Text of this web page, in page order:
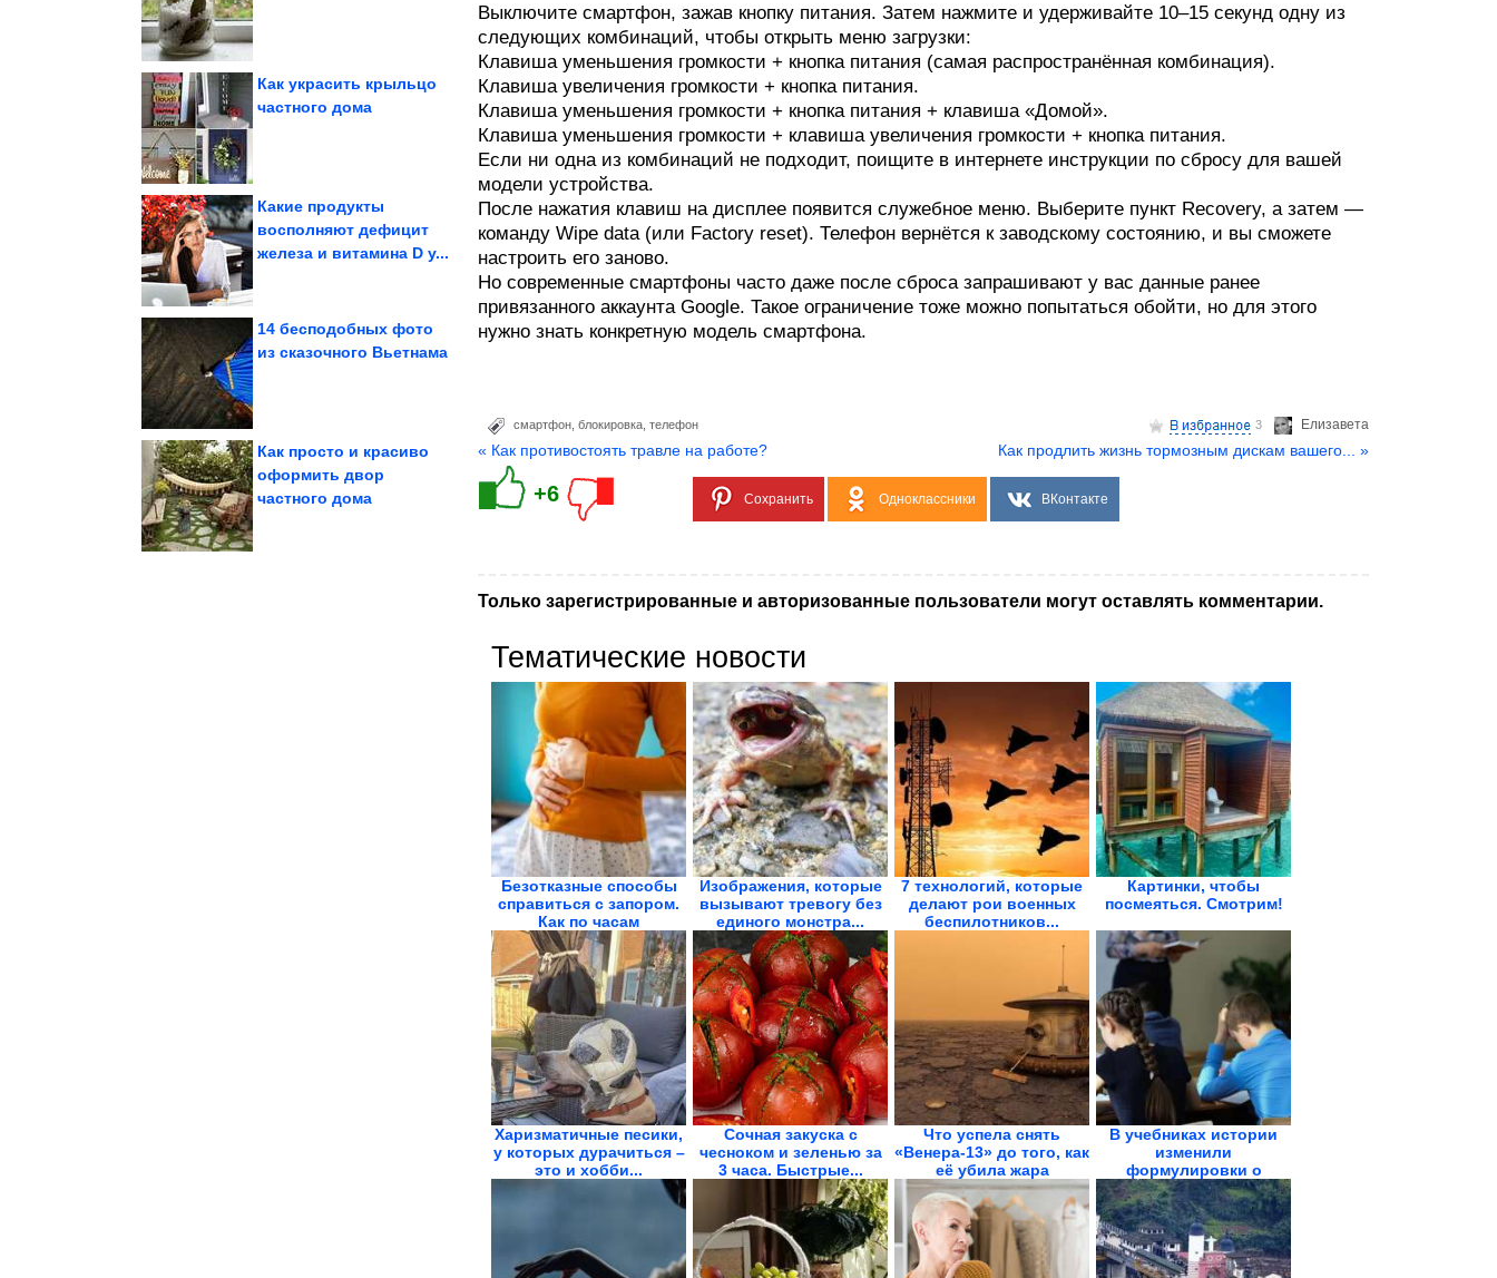
Как украсить крыльцо
частного дома
Какие продукты
восполняют дефицит
железа и витамина D у...
Купальники, от которых
14 бесподобных фото
из сказочного Вьетнама
яичной скорлупы и
Как просто и красиво
оформить двор
частного дома
Выключите смартфон, зажав кнопку питания. Затем нажмите и удерживайте 10–15 секунд одну из
следующих комбинаций, чтобы открыть меню загрузки:
Клавиша уменьшения громкости + кнопка питания (самая распространённая комбинация).
Клавиша увеличения громкости + кнопка питания.
Клавиша уменьшения громкости + кнопка питания + клавиша «Домой».
Клавиша уменьшения громкости + клавиша увеличения громкости + кнопка питания.
Если ни одна из комбинаций не подходит, поищите в интернете инструкции по сбросу для вашей
модели устройства.
После нажатия клавиш на дисплее появится служебное меню. Выберите пункт Recovery, а затем —
команду Wipe data (или Factory reset). Телефон вернётся к заводскому состоянию, и вы сможете
настроить его заново.
Но современные смартфоны часто даже после сброса запрашивают у вас данные ранее
привязанного аккаунта Google. Такое ограничение тоже можно попытаться обойти, но для этого
нужно знать конкретную модель смартфона.
Елизаветa
3
смартфон блокировка телефон
« Как противостоять травле на работе? Как продлить жизнь тормозным дискам вашего... »
+6 Сохранить Одноклассники ВКонтакте
Только зарегистрированные и авторизованные пользователи могут оставлять комментарии.
Тематические новости
Безотказные способы
справиться с запором.
Как по часам
Изображения, которые
вызывают тревогу без
единого монстра...
7 технологий, которые
делают рои военных
беспилотников...
Картинки, чтобы
посмеяться. Смотрим!
Харизматичные песики,
у которых дурачиться –
это и хобби...
Сочная закуска с
чесноком и зеленью за
3 часа. Быстрые...
Что успела снять
«Венера-13» до того, как
её убила жара
В учебниках истории
изменили
формулировки о
холопах,...